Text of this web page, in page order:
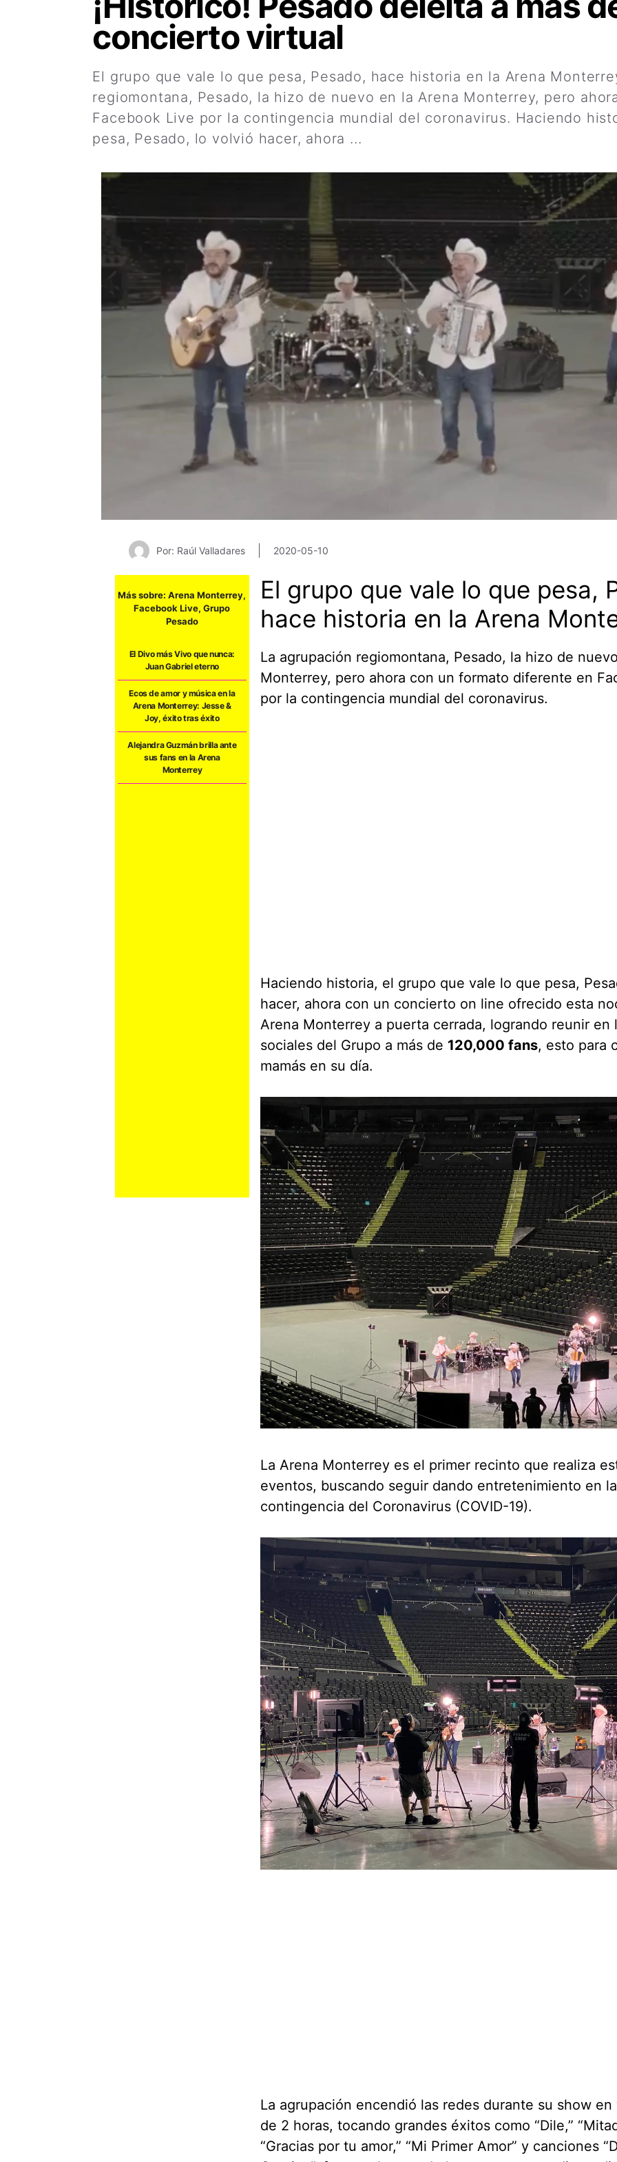
concierto virtual
El grupo que vale lo que pesa, Pesado, hace historia en la Arena
regiomontana, Pesado, la hizo de nuevo en la Arena Monterrey, pero
Facebook Live por la contingencia mundial del coronavirus. Haciendo
pesa, Pesado, lo volvió hacer, ahora ...
Por: Raúl Valladares 2020-05-10
Más sobre:Arena Monterrey,
Facebook Live,Grupo
Pesado
El Divo más Vivo que nunca:
Juan Gabriel eterno
Ecos de amor y música en la
Arena Monterrey: Jesse &
Joy, éxito tras éxito
Alejandra Guzmán brilla ante
sus fans en la Arena
Monterrey
El grupo que vale lo que pesa,
hace historia en la Arena
La agrupación regiomontana, Pesado, la hizo de
Monterrey, pero ahora con un formato diferente en
por la contingencia mundial del coronavirus.
Haciendo historia, el grupo que vale lo que pesa,
hacer, ahora con un concierto on line ofrecido esta
Arena Monterrey a puerta cerrada, logrando reunir en
sociales del Grupo a más de 120,000 fans, esto para
mamás en su día.
La Arena Monterrey es el primer recinto que realiza
eventos, buscando seguir dando entretenimiento en la
contingencia del Coronavirus (COVID-19).
La agrupación encendió las redes durante su show en
de 2 horas, tocando grandes éxitos como “Dile,”
“Gracias por tu amor,” “Mi Primer Amor” y canciones